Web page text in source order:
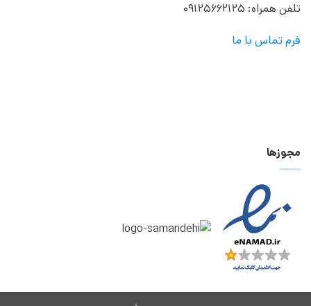
تلفن همراه: 09125662125
فرم تماس با ما
مجوزها